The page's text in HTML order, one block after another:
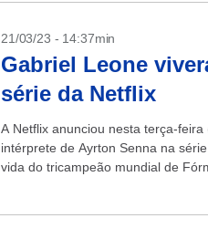
21/03/23 - 14:37min
Gabriel Leone
série da Netflix
A Netflix anunciou nesta terça-
intérprete de Ayrton Senna na
vida do tricampeão mundial de